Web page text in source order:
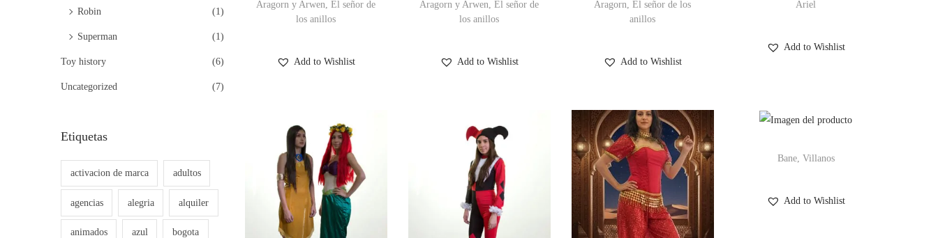
Aragorn y Arwen, El señor de
los anillos
Add to Wishlist
Aragorn y Arwen, El señor de
los anillos
Add to Wishlist
Aragorn, El señor de los
anillos
Add to Wishlist
Ariel
Add to Wishlist
Bane, Villanos
Add to Wishlist
Robin (1)
Superman (1)
Toy history (6)
Uncategorized (7)
Etiquetas
activacion de marca adultos
agencias alegria alquiler
animados azul bogota